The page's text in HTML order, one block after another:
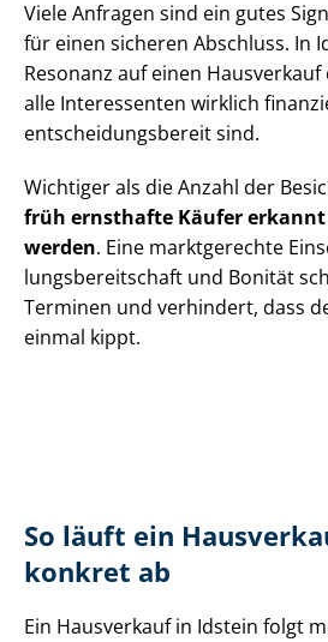
Viele Anfragen sind ein gutes
für einen sicheren Abschluss. In
Resonanz auf einen
alle Interessenten wirklich
ent­schei­dungs­be­reit sind.
Wichtiger als die Anzahl der
früh ernsthafte Käufer
werden. Eine marktgerechte
lungs­be­reit­schaft und Bonität
Terminen und verhindert, dass
einmal kippt.
So läuft ein
konkret ab
Ein Hausverkauf in Idstein folgt